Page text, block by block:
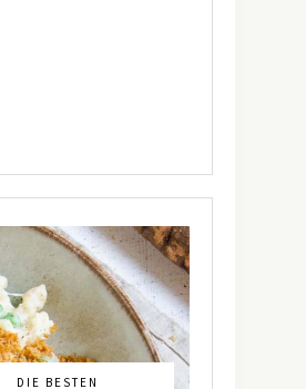
DIE BESTEN